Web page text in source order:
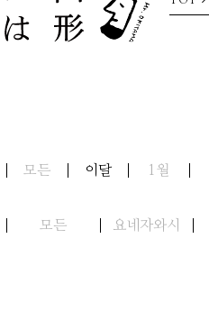
모든 이달 1월
모든 요네자와시